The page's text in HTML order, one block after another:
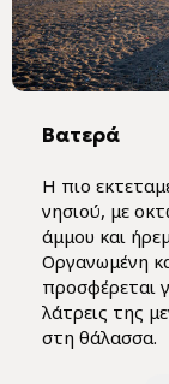
Βατερά
Η πιο
νησιού, με
άμμου και
Οργανωμένη
προσφέρεται
λάτρεις της
στη θάλασσα.